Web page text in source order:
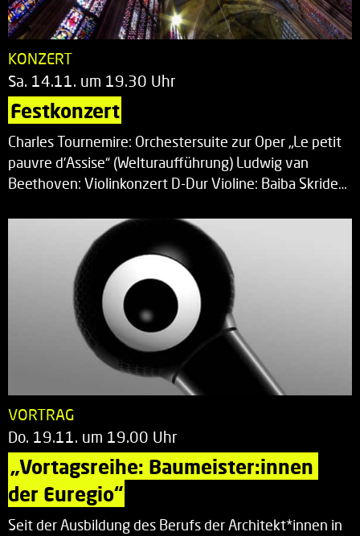
KONZERT
Sa. 14.11. um 19.30 Uhr
Festkonzert
Charles Tournemire: Orchestersuite zur Oper „Le petit
pauvre d’Assise“ (Welturaufführung) Ludwig van
Beethoven: Violinkonzert D-Dur Violine: Baiba Skride…
VORTRAG
Do. 19.11. um 19.00 Uhr
„Vortagsreihe: Baumeister:innen
der Euregio“
Seit der Ausbildung des Berufs der Architekt*innen in